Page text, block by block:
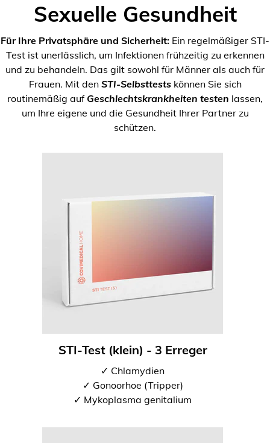
Sexuelle Gesundheit
Für Ihre Privatsphäre und Sicherheit: Ein regelmäßiger STI-
Test ist unerlässlich, um Infektionen frühzeitig zu erkennen
und zu behandeln. Das gilt sowohl für Männer als auch für
Frauen. Mit den STI-Selbsttestskönnen Sie sich
routinemäßig auf Geschlechtskrankheiten testen lassen,
um Ihre eigene und die Gesundheit Ihrer Partner zu
schützen.
STI-Test (klein) - 3 Erreger
✓ Chlamydien
✓ Gonoorhoe (Tripper)
✓ Mykoplasma genitalium